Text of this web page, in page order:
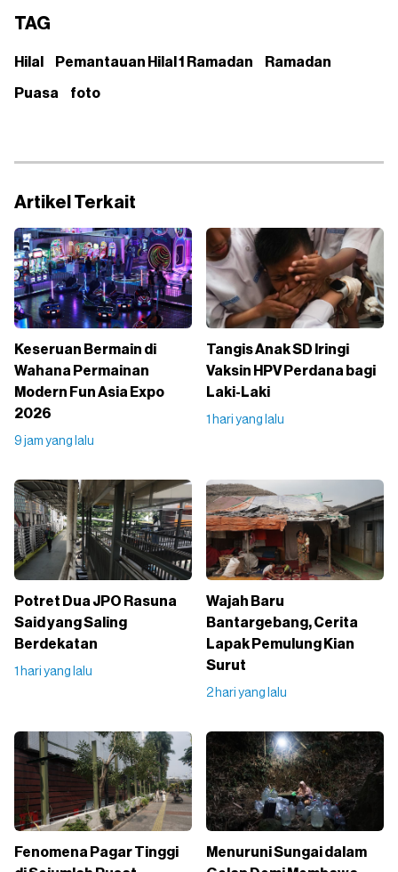
TAG
Hilal Pemantauan Hilal 1 Ramadan Ramadan
Puasa foto
Artikel Terkait
Keseruan Bermain di
Wahana Permainan
Modern Fun Asia Expo
2026
9 jam yang lalu
Tangis Anak SD Iringi
Vaksin HPV Perdana bagi
Laki-Laki
1 hari yang lalu
Potret Dua JPO Rasuna
Said yang Saling
Berdekatan
1 hari yang lalu
Wajah Baru
Bantargebang, Cerita
Lapak Pemulung Kian
Surut
2 hari yang lalu
Fenomena Pagar Tinggi
Menuruni Sungai dalam